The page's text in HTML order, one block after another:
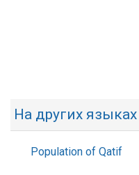
На других языках
Population of Qatif